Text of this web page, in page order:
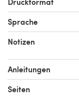
Sprache
Notizen
Anleitungen
Seiten